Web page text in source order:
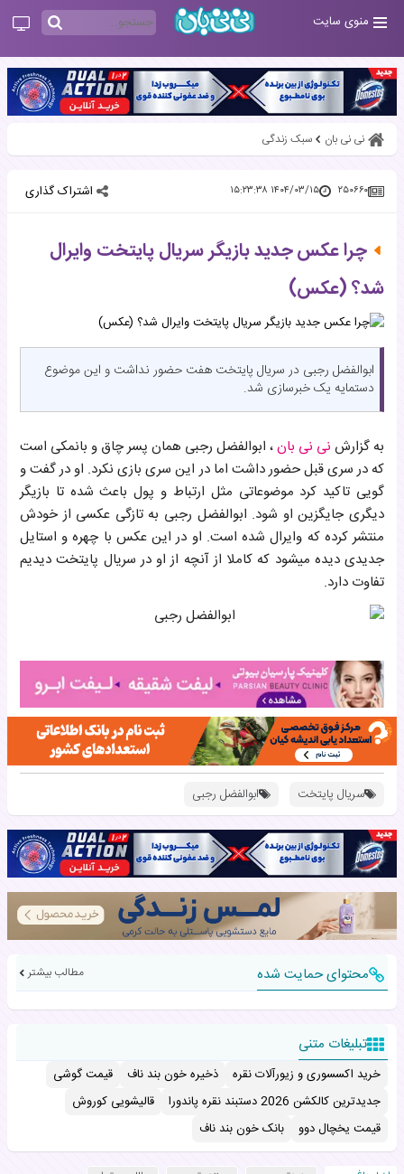
منوی سایت
نی نی بان سبک زندگی
۲۵۰۶۶۰ ۱۴۰۴/۰۳/۱۵ ۱۵:۲۳:۳۸ اشتراک گذاری
چرا عکس جدید بازیگر سریال پایتخت وایرال
شد؟ (عکس)
ابوالفضل رجبی در سریال پایتخت هفت حضور نداشت و این موضوع
دستمایه یک خبرسازی شد.
به گزارش نی نی بان، ابوالفضل رجبی همان پسر چاق و بانمکی است
که در سری قبل حضور داشت اما در این سری بازی نکرد. او در گفت و
گویی تاکید کرد موضوعاتی مثل ارتباط و پول باعث شده تا بازیگر
دیگری جایگزین او شود. ابوالفضل رجبی به تازگی عکسی از خودش
منتشر کرده که وایرال شده است. او در این عکس با چهره و استایل
جدیدی دیده میشود که کاملا از آنچه از او در سریال پایتخت دیدیم
تفاوت دارد.
سریال پایتخت ابوالفضل رجبی
محتوای حمایت شده مطالب بیشتر
تبلیغات متنی
خرید اکسسوری و زیورآلات نقره ذخیره خون بند ناف
قیمت گوشی
جدیدترین کالکشن 2026 دستبند نقره پاندورا
قالیشویی کوروش
قیمت یخچال دوو
بانک خون بند ناف